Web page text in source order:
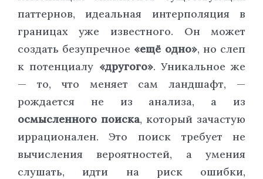
паттернов, идеальная интерполяция в
границах уже известного. Он может
создать безупречное «ещё одно», но слеп
к потенциалу «другого». Уникальное же
— то, что меняет сам ландшафт, —
рождается не из анализа, а из
осмысленного поиска, который зачастую
иррационален. Это поиск требует не
вычисления вероятностей, а умения
слушать, идти на риск ошибки,